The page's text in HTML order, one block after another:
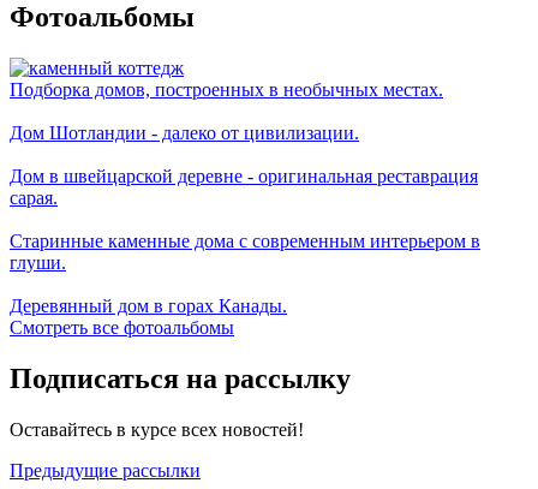
Фотоальбомы
Подборка домов, построенных в необычных местах.
Дом Шотландии - далеко от цивилизации.
Дом в швейцарской деревне - оригинальная реставрация
сарая.
Старинные каменные дома с современным интерьером в
глуши.
Деревянный дом в горах Канады.
Смотреть все фотоальбомы
Подписаться на рассылку
Оставайтесь в курсе всех новостей!
Предыдущие рассылки